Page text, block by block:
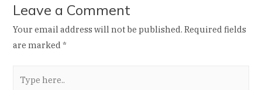
Leave a Comment
Your email address will not be published. Required fields
are marked*